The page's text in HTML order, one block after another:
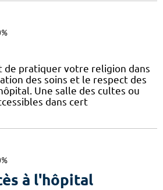
de pratiquer votre religion dans
des soins et le respect des
Une salle des cultes ou
dans cert
à l'hôpital